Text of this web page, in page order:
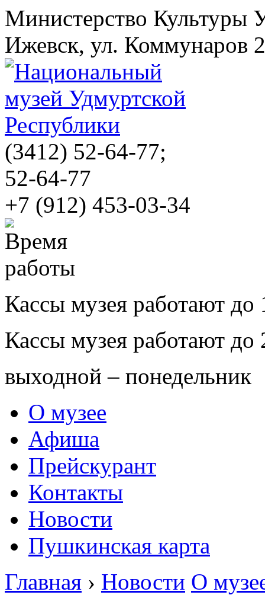
Министерство Культуры
Ижевск, ул. Коммунаров
(3412) 52-64-77;
52-64-77
+7 (912) 453-03-34
Кассы музея работают до
Кассы музея работают
выходной – понедельник
О музее
Афиша
Прейскурант
Контакты
Новости
Пушкинская карта
Главная › Новости О